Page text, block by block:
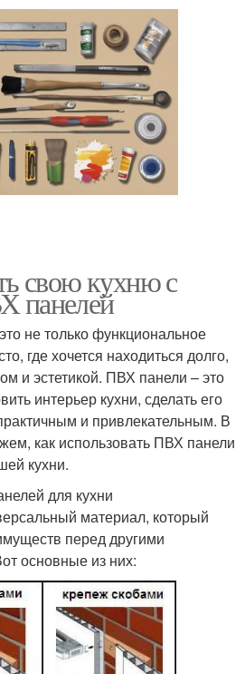
свою кухню с
панелей
не только функциональное
где хочется находиться долго,
и эстетикой. ПВХ панели – это
интерьер кухни, сделать его
и привлекательным. В
как использовать ПВХ панели
кухни.
для кухни
материал, который
перед другими
основные из них: